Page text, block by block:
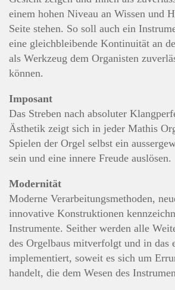
einem hohen Niveau an Wissen und
Seite stehen. So soll auch ein
eine gleichbleibende Kontinuität an
als Werkzeug dem Organisten
können.
Imposant
Das Streben nach absoluter
Ästhetik zeigt sich in jeder Mathis
Spielen der Orgel selbst ein
sein und eine innere Freude auslösen.
Modernität
Moderne Verarbeitungsmethoden,
innovative Konstruktionen
Instrumente. Seither werden alle
des Orgelbaus mitverfolgt und in das
implementiert, soweit es sich um
handelt, die dem Wesen des